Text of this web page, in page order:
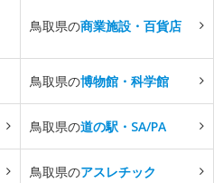
鳥取県の商業施設・百貨店
鳥取県の博物館・科学館
鳥取県の道の駅・SA/PA
鳥取県のアスレチック